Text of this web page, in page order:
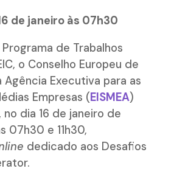
de janeiro às 07h30
de Trabalhos
o Conselho Europeu de
Agência Executiva para as
Empresas (EISMEA)
no dia 16 de janeiro de
07h30 e 11h30,
dedicado aos Desafios